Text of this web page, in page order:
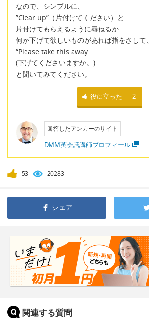
なので、シンプルに、
”Clear up”（片付けてください）と
片付けてもらえるように尋ねるか
何か下げて欲しいものがあれば指をさして、
“Please take this away.
(下げてくださいますか。)
と聞いてみてください。
役に立った 2
回答したアンカーのサイト
DMM英会話講師プロフィール
53 20283
シェア
関連する質問